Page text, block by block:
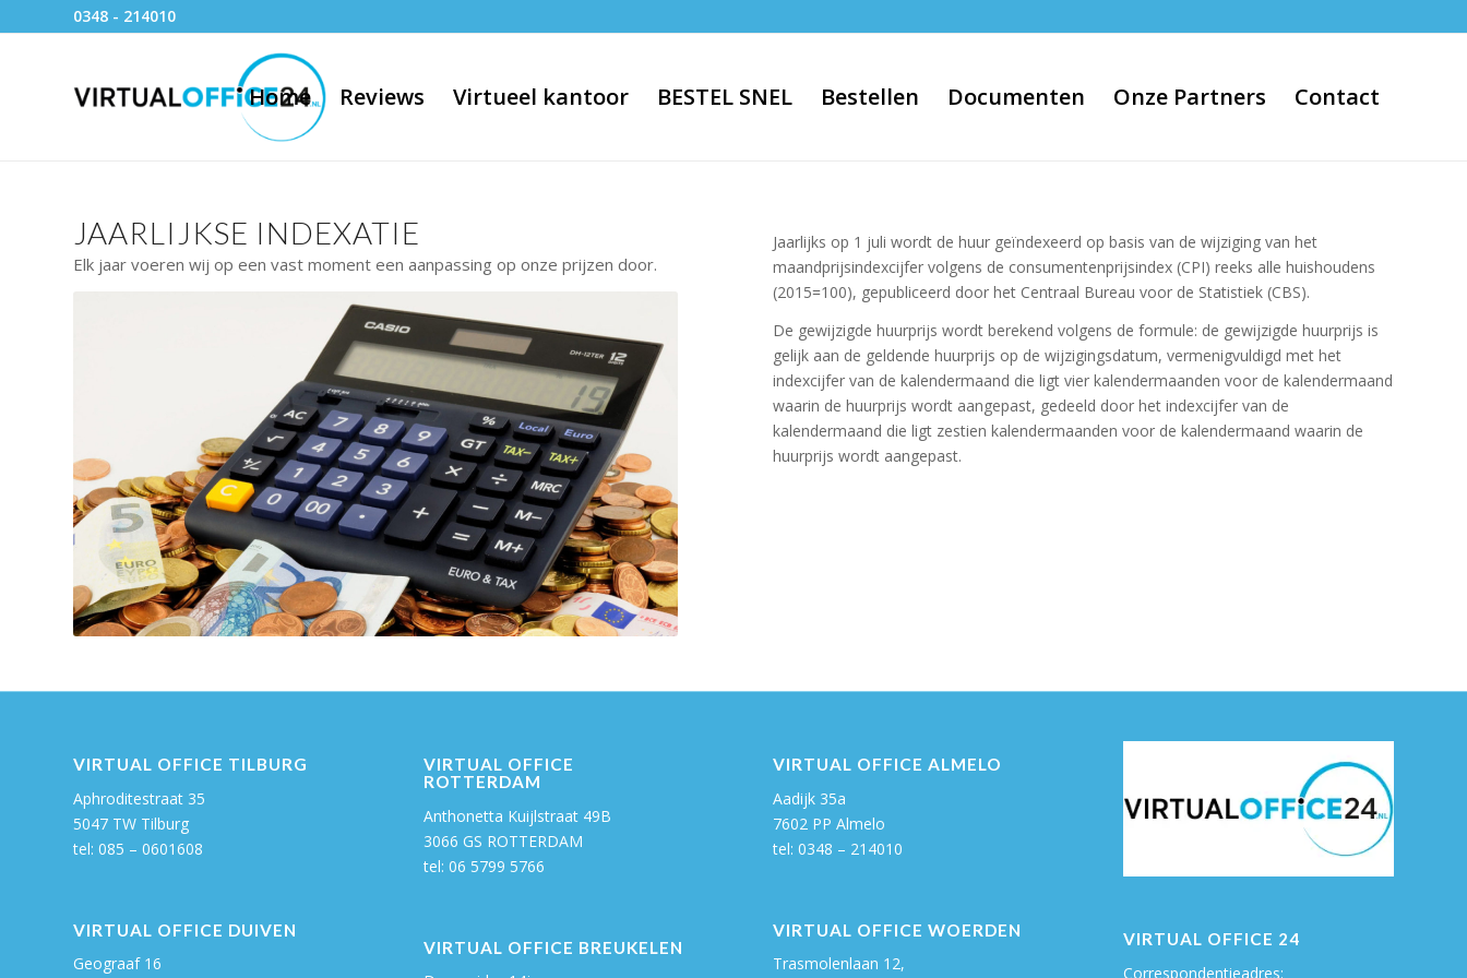
0348 - 214010
Home Reviews Virtueel kantoor BESTEL SNEL Bestellen Documenten Onze Partners Contact
JAARLIJKSE INDEXATIE
Elk jaar voeren wij op een vast moment een aanpassing op onze prijzen door.
Jaarlijks op 1 juli wordt de huur geïndexeerd op basis van de wijziging van het
maandprijsindexcijfer volgens de consumentenprijsindex (CPI) reeks alle huishoudens
(2015=100), gepubliceerd door het Centraal Bureau voor de Statistiek (CBS).
De gewijzigde huurprijs wordt berekend volgens de formule: de gewijzigde huurprijs is
gelijk aan de geldende huurprijs op de wijzigingsdatum, vermenigvuldigd met het
indexcijfer van de kalendermaand die ligt vier kalendermaanden voor de kalendermaand
waarin de huurprijs wordt aangepast, gedeeld door het indexcijfer van de
kalendermaand die ligt zestien kalendermaanden voor de kalendermaand waarin de
huurprijs wordt aangepast.
VIRTUAL OFFICE TILBURG
Aphroditestraat 35
5047 TW Tilburg
tel: 085 – 0601608
VIRTUAL OFFICE DUIVEN
Geograaf 16
VIRTUAL OFFICE
ROTTERDAM
Anthonetta Kuijlstraat 49B
3066 GS ROTTERDAM
tel: 06 5799 5766
VIRTUAL OFFICE BREUKELEN
VIRTUAL OFFICE ALMELO
Aadijk 35a
7602 PP Almelo
tel: 0348 – 214010
VIRTUAL OFFICE WOERDEN
Trasmolenlaan 12,
VIRTUAL OFFICE 24
Correspondentieadres: